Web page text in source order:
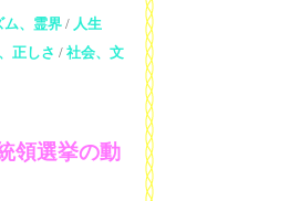
ム、霊界 / 人生
正しさ / 社会、文
領選挙の動